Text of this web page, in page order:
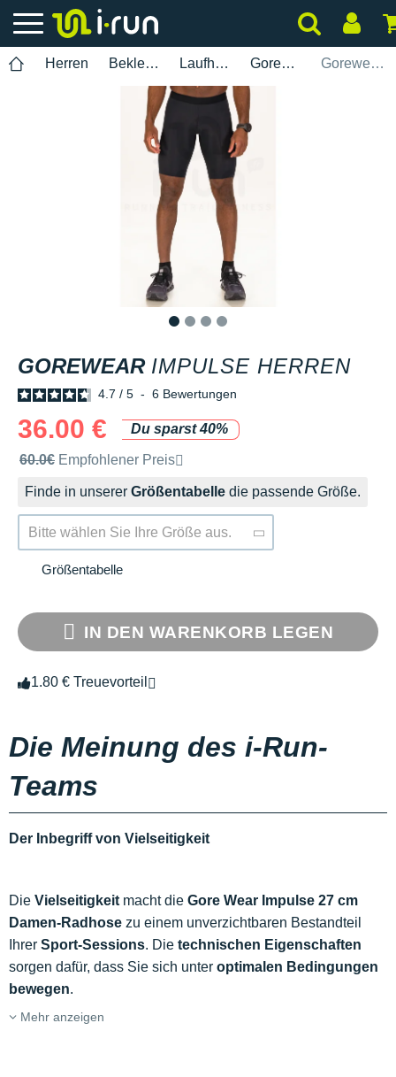
Herren Bekleidung Laufhosen Gorewear Gorewear Impulse Herren
GOREWEAR IMPULSE HERREN
4.7 / 5 - 6 Bewertungen
36.00 €
Du sparst 40%
Unverbindliche Preisempfehlung der Marke
60.0€ Empfohlener Preis
Finde in unserer Größentabelle die passende Größe.
Bitte wählen Sie Ihre Größe aus.
Größentabelle
IN DEN WARENKORB LEGEN
1.80 € Treuevorteil
Die Meinung des i-Run-
Teams
Der Inbegriff von Vielseitigkeit
Die Vielseitigkeit macht die Gore Wear Impulse 27 cm
Damen-Radhose zu einem unverzichtbaren Bestandteil
Ihrer Sport-Sessions. Die technischen Eigenschaften
sorgen dafür, dass Sie sich unter optimalen Bedingungen
bewegen.
Mehr anzeigen